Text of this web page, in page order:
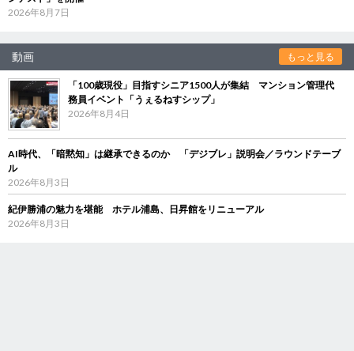
2026年8月7日
動画 もっと見る
「100歳現役」目指すシニア1500人が集結 マンション管理代
務員イベント「うぇるねすシップ」
2026年8月4日
AI時代、「暗黙知」は継承できるのか 「デジブレ」説明会／ラウンドテーブ
ル
2026年8月3日
紀伊勝浦の魅力を堪能 ホテル浦島、日昇館をリニューアル
2026年8月3日